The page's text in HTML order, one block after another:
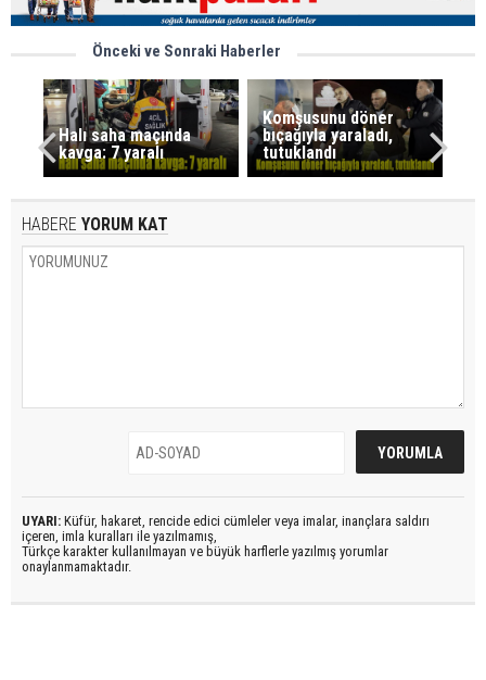
Önceki ve Sonraki Haberler
Halı saha maçında
kavga: 7 yaralı
Komşusunu döner
bıçağıyla yaraladı,
tutuklandı
HABERE YORUM KAT
UYARI: Küfür, hakaret, rencide edici cümleler veya imalar, inançlara saldırı
içeren, imla kuralları ile yazılmamış,
Türkçe karakter kullanılmayan ve büyük harflerle yazılmış yorumlar
onaylanmamaktadır.